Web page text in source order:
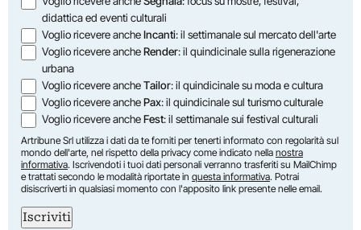
didattica ed eventi culturali
Voglio ricevere ancheIncanti: il settimanale sul mercato dell'arte
Voglio ricevere ancheRender: il quindicinale sulla rigenerazione
urbana
Voglio ricevere ancheTailor: il quindicinale su moda e cultura
Voglio ricevere anchePax: il quindicinale sul turismo culturale
Voglio ricevere ancheFest: il settimanale sui festival culturali
Artribune Srl utilizza i dati da te forniti per tenerti informato con regolarità sul
mondo dell'arte, nel rispetto della privacy come indicato nella nostra
informativa. Iscrivendoti i tuoi dati personali verranno trasferiti su MailChimp
e trattati secondo le modalità riportate in questa informativa. Potrai
disiscriverti in qualsiasi momento con l'apposito link presente nelle email.
Iscriviti